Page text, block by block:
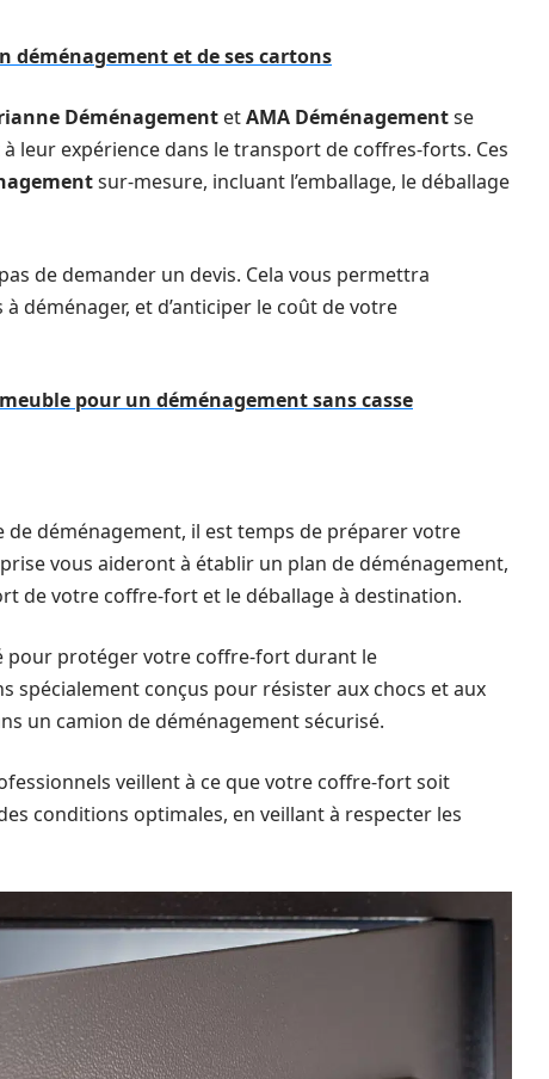
déménagement et de ses cartons
Déménagement etAMA Déménagementse
leur expérience dans le transport de coffres-forts. Ces
sur-mesure, incluant l’emballage, le déballage
de demander un devis. Cela vous permettra
déménager, et d’anticiper le coût de votre
pour un déménagement sans casse
déménagement, il est temps de préparer votre
vous aideront à établir un plan de déménagement,
de votre coffre-fort et le déballage à destination.
pour protéger votre coffre-fort durant le
spécialement conçus pour résister aux chocs et aux
un camion de déménagement sécurisé.
veillent à ce que votre coffre-fort soit
conditions optimales, en veillant à respecter les